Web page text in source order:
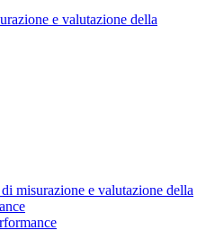
e valutazione della
di misurazione e valutazione della